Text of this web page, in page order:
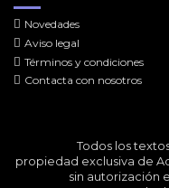
Novedades
Aviso legal
Términos y condiciones
Contacta con nosotros
Todos los
propiedad exclusiva de
sin autorización